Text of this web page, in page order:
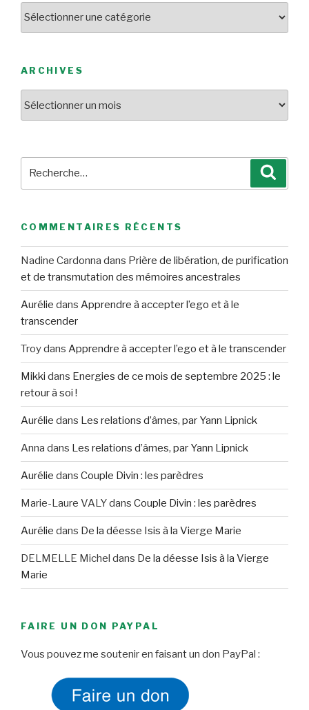
ARCHIVES
COMMENTAIRES RÉCENTS
Nadine Cardonna dans Prière de libération, de purification
et de transmutation des mémoires ancestrales
Aurélie dans Apprendre à accepter l’ego et à le
transcender
Troydans Apprendre à accepter l’ego et à le transcender
Mikki dans Energies de ce mois de septembre 2025 : le
retour à soi !
Aurélie dans Les relations d’âmes, par Yann Lipnick
Anna dans Les relations d’âmes, par Yann Lipnick
Aurélie dans Couple Divin : les parèdres
Marie-Laure VALYdans Couple Divin : les parèdres
Aurélie dans De la déesse Isis à la Vierge Marie
DELMELLE Michel dans De la déesse Isis à la Vierge
Marie
FAIRE UN DON PAYPAL
Vous pouvez me soutenir en faisant un don PayPal :